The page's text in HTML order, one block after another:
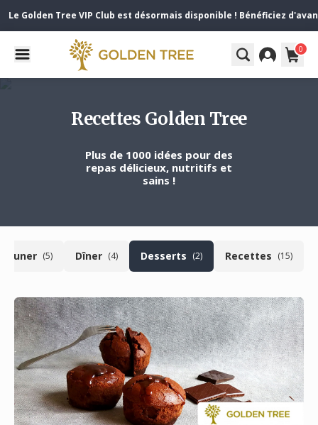
Le Golden Tree VIP Club est désormais disponible ! Bénéficiez
0
Recettes Golden Tree
Plus de 1000 idées pour des
repas délicieux, nutritifs et
sains !
(5) Dîner (4) Desserts (2) Recettes (15)